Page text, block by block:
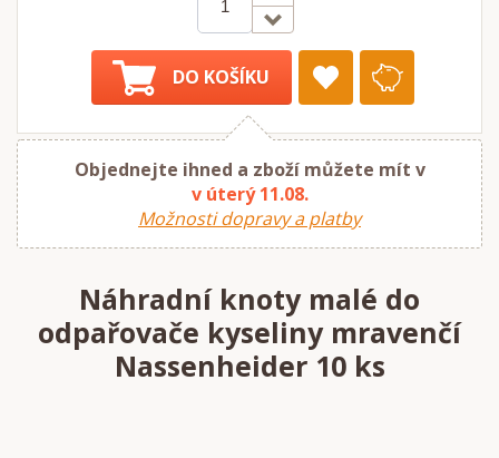
DO KOŠÍKU
Objednejte ihned a zboží můžete mít v
v úterý 11.08.
Možnosti dopravy a platby
Náhradní knoty malé do
odpařovače kyseliny mravenčí
Nassenheider 10 ks